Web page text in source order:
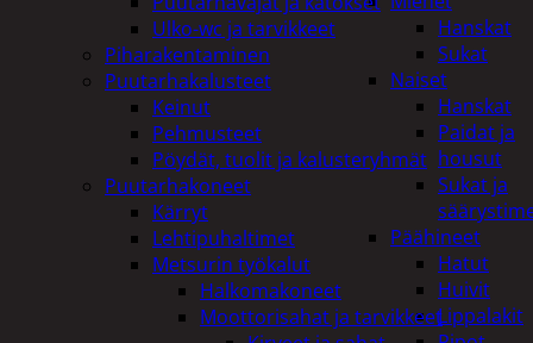
Hanskat
Sukat
Naiset
Hanskat
Paidat ja
housut
Sukat ja
Päähineet
Hatut
Huivit
Lippalakit
Ulko-wc ja tarvikkeet
Piharakentaminen
Puutarhakalusteet
Keinut
Pehmusteet
Pöydät, tuolit ja kalusteryhmät
Puutarhakoneet
Kärryt
Lehtipuhaltimet
Metsurin työkalut
Halkomakoneet
Moottorisahat ja tarvikkeet